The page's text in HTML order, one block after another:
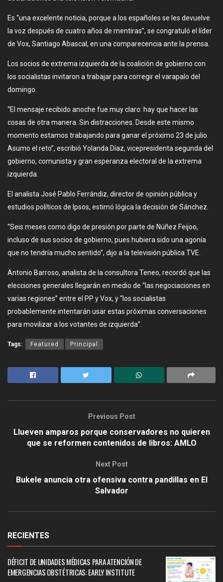
Es “una excelente noticia, porque a los españoles se les devuelve
la voz después de cuatro años de mentiras”, se congratuló el líder
de Vox, Santiago Abascal, en una comparecencia ante la prensa.
Los socios de extrema izquierda de la coalición de gobierno con
los socialistas invitaron a trabajar para corregir el varapalo del
domingo.
“El mensaje recibido anoche fue muy claro: hay que hacer las
cosas de otra manera. Sin distracciones. Desde este mismo
momento estamos trabajando para ganar el próximo 23 de julio.
Asumo el reto”, escribió Yolanda Díaz, vicepresidenta segunda del
gobierno, comunista y gran esperanza electoral de la extrema
izquierda.
El analista José Pablo Ferrándiz, director de opinión pública y
estudios políticos de Ipsos, estimó lógica la decisión de Sánchez.
“Seis meses como digo de presión por parte de Núñez Feijoo,
incluso de sus socios de gobierno, pues hubiera sido una agonía
que no tendría mucho sentido”, dijo a la televisión pública TVE.
Antonio Barroso, analista de la consultora Teneo, recordó que las
elecciones generales llegarán en medio de “las negociaciones en
varias regiones” entre el PP y Vox, y “los socialistas
probablemente intentarán usar estas próximas conversaciones
para movilizar a los votantes de izquierda”.
Tags: Featured Principal
Previous Post
Llueven amparos porque conservadores no quieren
que se reformen contenidos de libros: AMLO
Next Post
Bukele anuncia otra ofensiva contra pandillas en El
Salvador
RECIENTES
DÉFICIT DE UNIDADES MÉDICAS PARA ATENCIÓN DE
EMERGENCIAS OBSTÉTRICAS: EARLY INSTITUTE